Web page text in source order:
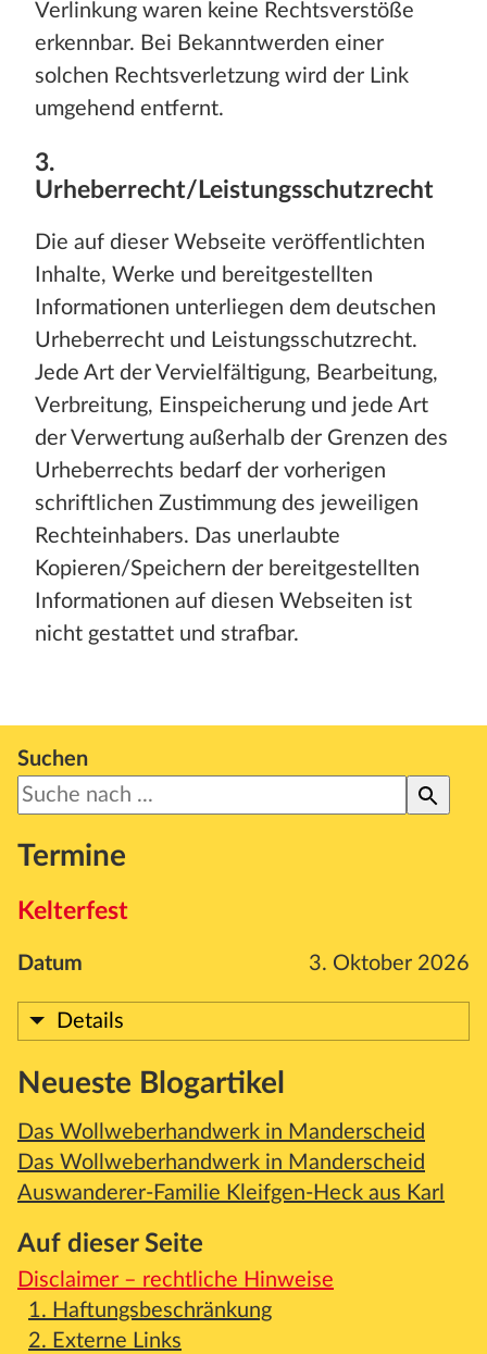
Verlinkung waren keine Rechtsverstöße
erkennbar. Bei Bekanntwerden einer
solchen Rechtsverletzung wird der Link
umgehend entfernt.
3.
Urheberrecht/Leistungsschutzrecht
Die auf dieser Webseite veröffentlichten
Inhalte, Werke und bereitgestellten
Informationen unterliegen dem deutschen
Urheberrecht und Leistungsschutzrecht.
Jede Art der Vervielfältigung, Bearbeitung,
Verbreitung, Einspeicherung und jede Art
der Verwertung außerhalb der Grenzen des
Urheberrechts bedarf der vorherigen
schriftlichen Zustimmung des jeweiligen
Rechteinhabers. Das unerlaubte
Kopieren/Speichern der bereitgestellten
Informationen auf diesen Webseiten ist
nicht gestattet und strafbar.
Suchen
Termine
Kelterfest
Datum 3. Oktober 2026
Details
Neueste Blogartikel
Das Wollweberhandwerk in Manderscheid
Das Wollweberhandwerk in Manderscheid
Auswanderer-Familie Kleifgen-Heck aus Karl
Auf dieser Seite
Disclaimer – rechtliche Hinweise
1. Haftungsbeschränkung
2. Externe Links